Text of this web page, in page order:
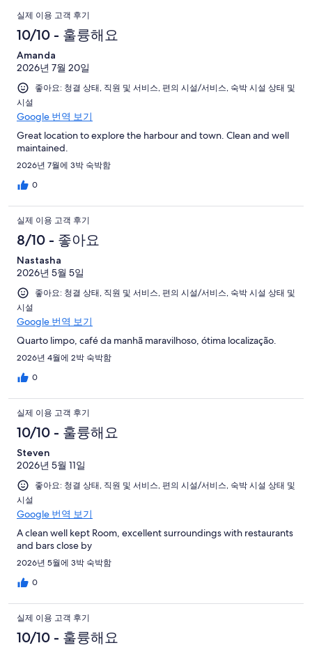
후
기
459
후
중
352
개
개
이
후
기
중
121
개
1009
개
이
용
후
중
48
개
별
로
요.
1009
개
이
용
후
기
중
29
이
용
후
기
실제 이용 고객 후기
10/10 - 훌륭해요
Amanda
2026년 7월 20일
좋아요: 청결 상태, 직원 및 서비스, 편의 시설/서비스, 숙박 시설 상태 및
시설
Google 번역 보기
Great location to explore the harbour and town. Clean and well
maintained.
2026년 7월에 3박 숙박함
0
실제 이용 고객 후기
8/10 - 좋아요
Nastasha
2026년 5월 5일
좋아요: 청결 상태, 직원 및 서비스, 편의 시설/서비스, 숙박 시설 상태 및
시설
Google 번역 보기
Quarto limpo, café da manhã maravilhoso, ótima localização.
2026년 4월에 2박 숙박함
0
실제 이용 고객 후기
10/10 - 훌륭해요
Steven
2026년 5월 11일
좋아요: 청결 상태, 직원 및 서비스, 편의 시설/서비스, 숙박 시설 상태 및
시설
Google 번역 보기
A clean well kept Room, excellent surroundings with restaurants
and bars close by
2026년 5월에 3박 숙박함
0
실제 이용 고객 후기
10/10 - 훌륭해요